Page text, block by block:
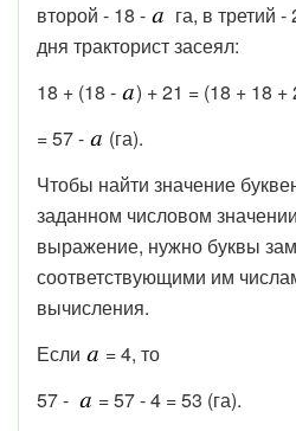
второй - 18 -
га, в третий -
дня тракторист засеял:
18 + (18 -
) + 21 = (18 + 18 +
= 57 -
(га).
Чтобы найти значение
заданном числовом
выражение, нужно буквы
соответствующими им
вычисления.
Если
= 4, то
57 -
= 57 - 4 = 53 (га).